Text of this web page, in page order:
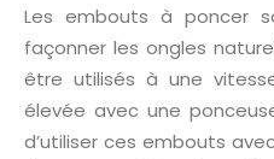
Les embouts à poncer
façonner les ongles
être utilisés à une
élevée avec une
d’utiliser ces embouts